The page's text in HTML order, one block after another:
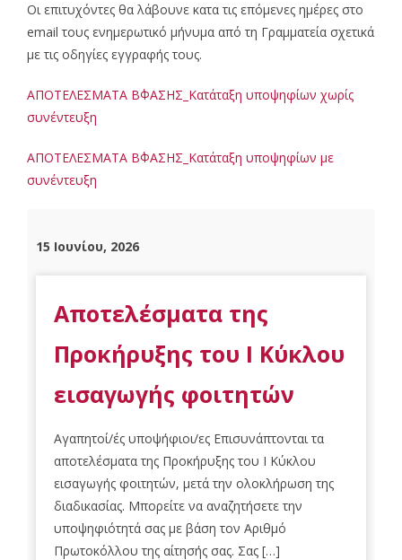
Οι επιτυχόντες θα λάβουνε κατα τις επόμενες ημέρες στο
email τους ενημερωτικό μήνυμα από τη Γραμματεία σχετικά
με τις οδηγίες εγγραφής τους.
ΑΠΟΤΕΛΕΣΜΑΤΑ Β΄ΦΑΣΗΣ_Κατάταξη υποψηφίων χωρίς
συνέντευξη
ΑΠΟΤΕΛΕΣΜΑΤΑ Β΄ΦΑΣΗΣ_Κατάταξη υποψηφίων με
συνέντευξη
15 Ιουνίου, 2026
Αποτελέσματα της
Προκήρυξης του Ι Κύκλου
εισαγωγής φοιτητών
Αγαπητοί/ές υποψήφιοι/ες Επισυνάπτονται τα
αποτελέσματα της Προκήρυξης του Ι Κύκλου
εισαγωγής φοιτητών, μετά την ολοκλήρωση της
διαδικασίας. Μπορείτε να αναζητήσετε την
υποψηφιότητά σας με βάση τον Αριθμό
Πρωτοκόλλου της αίτησής σας. Σας […]